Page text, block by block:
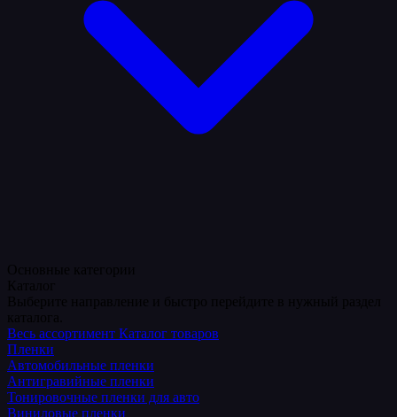
Весь ассортимент Каталог товаров
Пленки
Автомобильные пленки
Антигравийные пленки
Тонировочные пленки для авто
Виниловые пленки